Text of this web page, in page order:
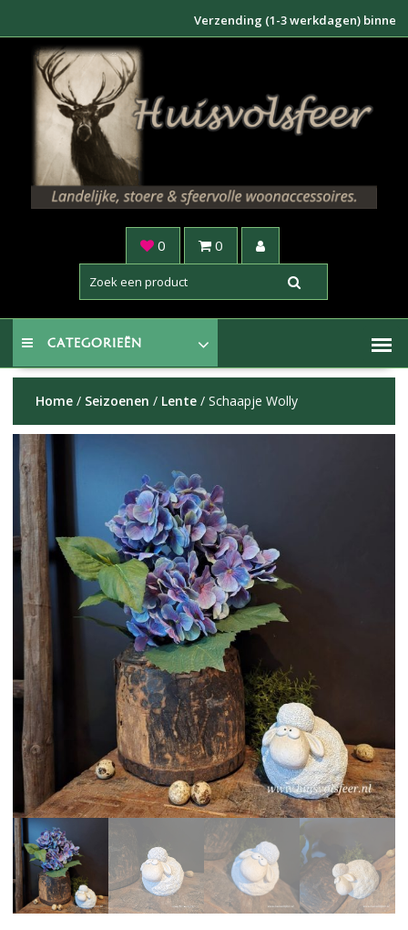
inhoud
Verzending (1-3 werkdagen) binnen NL
0 0
CATEGORIEËN
Home/ Seizoenen / Lente/ Schaapje Wolly